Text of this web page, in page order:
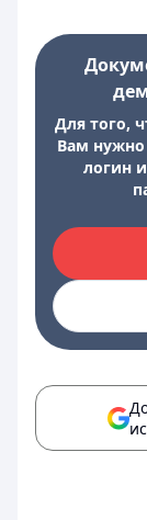
Для того,
Вам нужно
логин